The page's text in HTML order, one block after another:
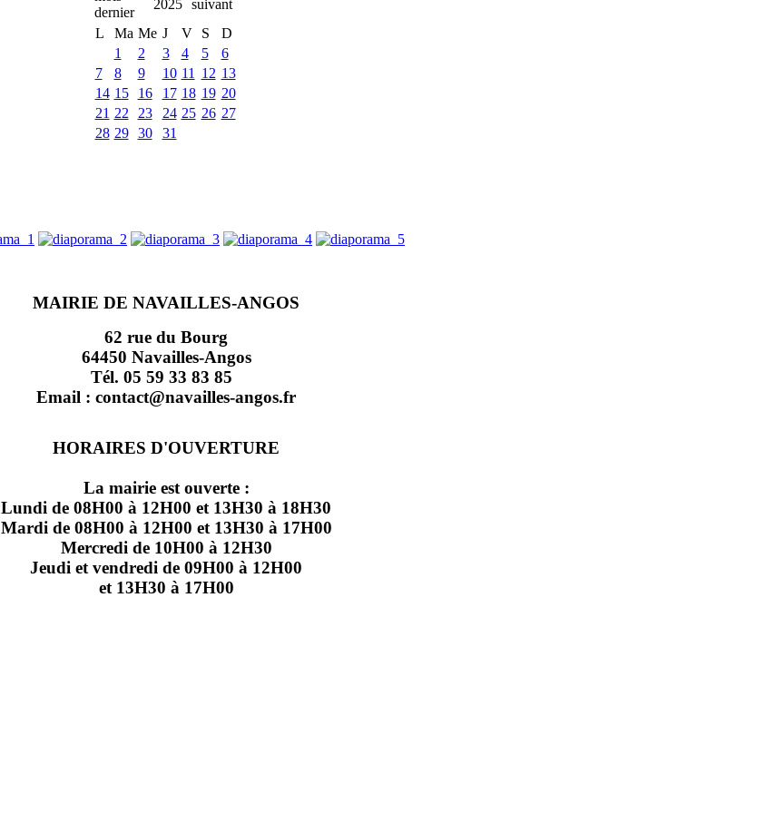
2025
L
Ma Me J V S
D
1
2 3 4 5
6
7
8 9 10 11 12 13
14 15 16 17 18 19 20
21 22 23 24 25 26 27
28 29 30 31
MAIRIE DE NAVAILLES-ANGOS
62 rue du Bourg
64450 Navailles-Angos
Tél. 05 59 33 83 85
Email : contact@navailles-angos.fr
HORAIRES D'OUVERTURE
La mairie est ouverte :
Lundi de 08H00 à 12H00 et 13H30 à 18H30
Mardi de 08H00 à 12H00 et 13H30 à 17H00
Mercredi de 10H00 à 12H30
Jeudi et vendredi de 09H00 à 12H00
et 13H30 à 17H00